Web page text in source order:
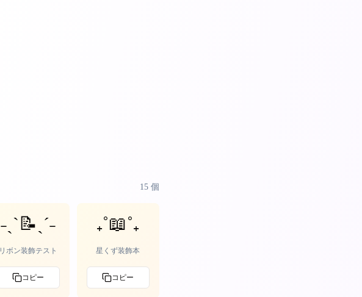
15 個
˗ˏˋ📝ˎˊ˗
リボン装飾テスト
コピー
₊˚📖˚₊
星くず装飾本
コピー